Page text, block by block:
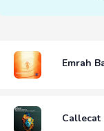
Emrah